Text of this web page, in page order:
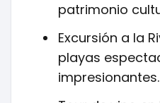
patrimonio
Excursión a la
playas
impresionantes.